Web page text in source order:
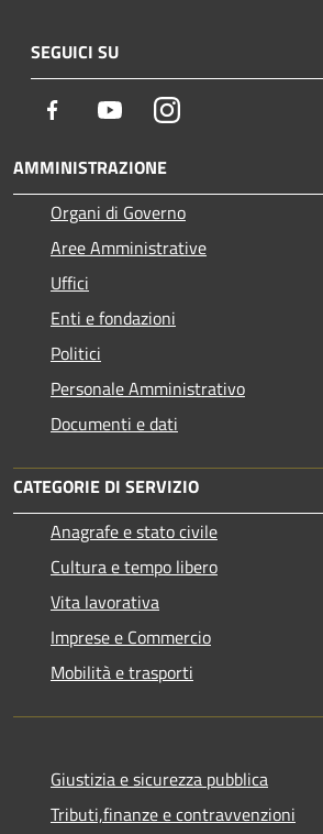
SEGUICI SU
Facebook YoutubeInstagram
AMMINISTRAZIONE
Organi di Governo
Aree Amministrative
Uffici
Enti e fondazioni
Politici
Personale Amministrativo
Documenti e dati
CATEGORIE DI SERVIZIO
Anagrafe e stato civile
Cultura e tempo libero
Vita lavorativa
Imprese e Commercio
Mobilità e trasporti
Giustizia e sicurezza pubblica
Tributi,finanze e contravvenzioni